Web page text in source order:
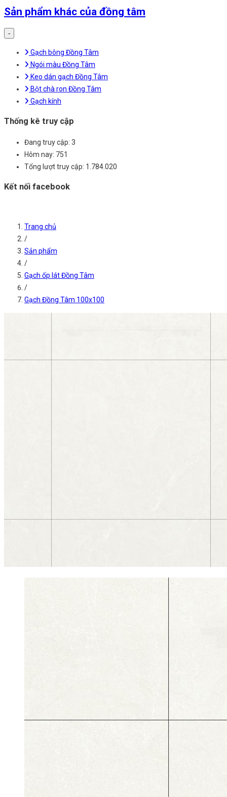
Sản phẩm khác của đồng tâm
-
Gạch bông Đồng Tâm
Ngói màu Đồng Tâm
Keo dán gạch Đồng Tâm
Bột chà ron Đồng Tâm
Gạch kính
Thống kê truy cập
Đang truy cập: 3
Hôm nay: 751
Tổng lượt truy cập: 1.784.020
Kết nối facebook
Trang chủ
/
Sản phẩm
/
Gạch ốp lát Đồng Tâm
/
Gạch Đồng Tâm 100x100